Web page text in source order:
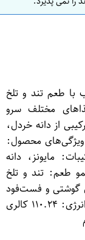
با طعم تند و تلخ
مختلف سرو
از دانه خردل،
ویژگی‌های محصول:
وزن: ۳۳۵ گرم ترکیبات: مایونز، دانه
طعم: تند و تلخ
گوشتی و فست‌فود
ماندگاری: ۶ ماه ارزش غذایی در هر ۳۰ گرم: انرژی: ۱۱۰.۲۴ کالری